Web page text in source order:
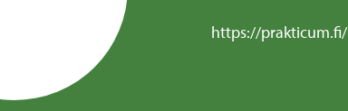
https://prakticum.fi/